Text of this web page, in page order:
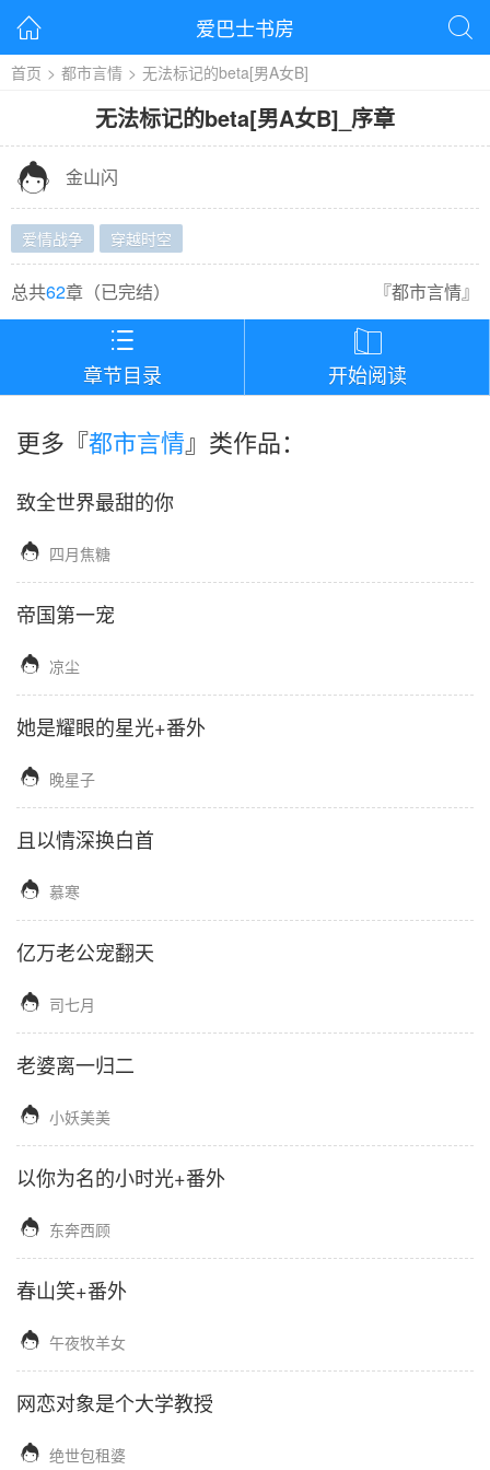
 爱巴士书房 
首页 > 都市言情 > 无法标记的beta[男A女B]
无法标记的beta[男A女B] 序章
 金山闪
爱情战争 穿越时空
总共62章（已完结） 『都市言情』

章节目录

开始阅读
更多『都市言情』类作品：
致全世界最甜的你
 四月焦糖
帝国第一宠
 凉尘
她是耀眼的星光+番外
 晚星子
且以情深换白首
 慕寒
亿万老公宠翻天
 司七月
老婆离一归二
 小妖美美
以你为名的小时光+番外
 东奔西顾
春山笑+番外
 午夜牧羊女
网恋对象是个大学教授
 绝世包租婆